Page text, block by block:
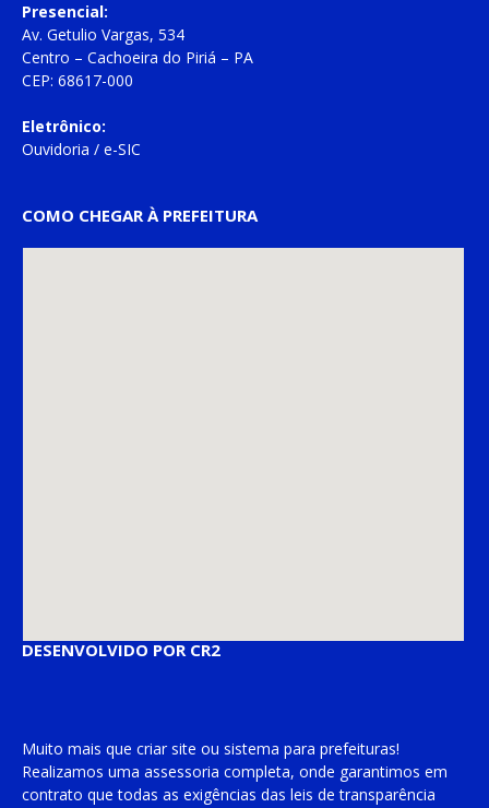
Presencial:
Av. Getulio Vargas, 534
Centro – Cachoeira do Piriá – PA
CEP: 68617-000
Eletrônico:
Ouvidoria / e-SIC
COMO CHEGAR À PREFEITURA
DESENVOLVIDO POR CR2
Muito mais que criar site ou sistema para prefeituras!
Realizamos uma assessoria completa, onde garantimos em
contrato que todas as exigências das leis de transparência